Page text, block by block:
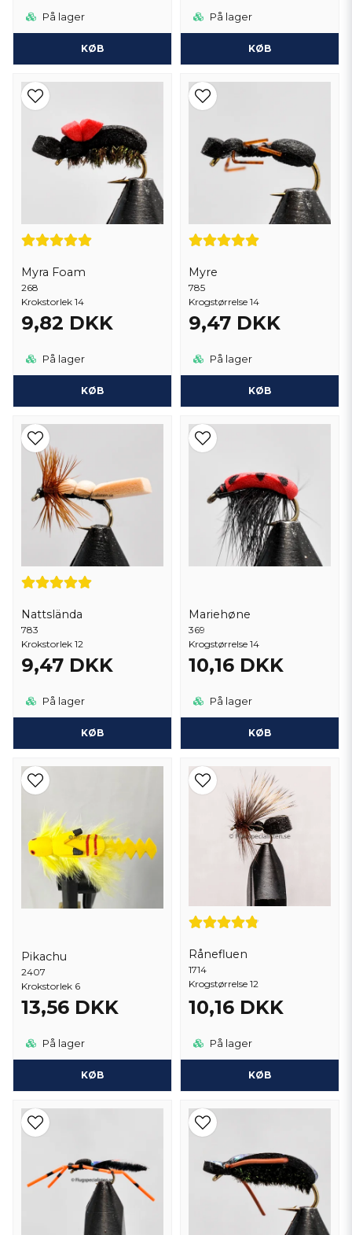
På lager
KØB
På lager
KØB
Myra Foam
268
Krokstorlek 14
9,82 DKK
På lager
KØB
Myre
785
Krogstørrelse 14
9,47 DKK
På lager
KØB
Nattslända
783
Krokstorlek 12
9,47 DKK
På lager
KØB
Mariehøne
369
Krogstørrelse 14
10,16 DKK
På lager
KØB
Pikachu
2407
Krokstorlek 6
13,56 DKK
På lager
KØB
Rånefluen
1714
Krogstørrelse 12
10,16 DKK
På lager
KØB